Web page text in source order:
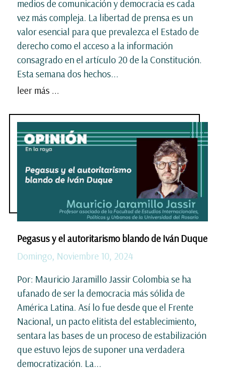
medios de comunicación y democracia es cada
vez más compleja. La libertad de prensa es un
valor esencial para que prevalezca el Estado de
derecho como el acceso a la información
consagrado en el artículo 20 de la Constitución.
Esta semana dos hechos...
leer más ...
Pegasus y el autoritarismo blando de Iván Duque
Domingo, Noviembre 10, 2024
Por: Mauricio Jaramillo Jassir Colombia se ha
ufanado de ser la democracia más sólida de
América Latina. Así lo fue desde que el Frente
Nacional, un pacto elitista del establecimiento,
sentara las bases de un proceso de estabilización
que estuvo lejos de suponer una verdadera
democratización. La...